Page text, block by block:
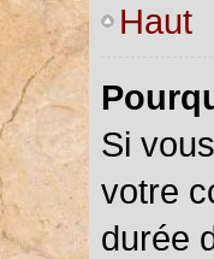
Haut
Si
votre
durée